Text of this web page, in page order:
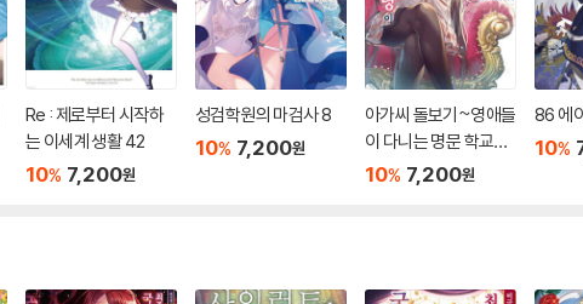
Re : 제로부터 시작하
는 이세계 생활 42
10% 7,200원
성검학원의 마검사 8
10% 7,200원
아가씨 돌보기~영애들
이 다니는 명문 학교에
서 제일가는 아가씨(생
10% 7,200원
86 에
10%